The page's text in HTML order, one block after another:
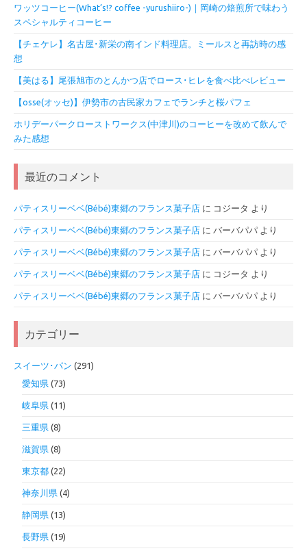
ワッツコーヒー(What’s!? coffee -yurushiiro-)｜岡崎の焙煎所で味わう
スペシャルティコーヒー
【チェケレ】名古屋･新栄の南インド料理店。ミールスと再訪時の感
想
【美はる】尾張旭市のとんかつ店でロース･ヒレを食べ比べレビュー
【osse(オッセ)】伊勢市の古民家カフェでランチと桜パフェ
ホリデーパークローストワークス(中津川)のコーヒーを改めて飲んで
みた感想
最近のコメント
パティスリーベベ(Bébé)東郷のフランス菓子店 に コジータ より
パティスリーベベ(Bébé)東郷のフランス菓子店 に バーバパパ より
パティスリーベベ(Bébé)東郷のフランス菓子店 に バーバパパ より
パティスリーベベ(Bébé)東郷のフランス菓子店 に コジータ より
パティスリーベベ(Bébé)東郷のフランス菓子店 に バーバパパ より
カテゴリー
スイーツ･パン (291)
愛知県 (73)
岐阜県 (11)
三重県 (8)
滋賀県 (8)
東京都 (22)
神奈川県 (4)
静岡県 (13)
長野県 (19)